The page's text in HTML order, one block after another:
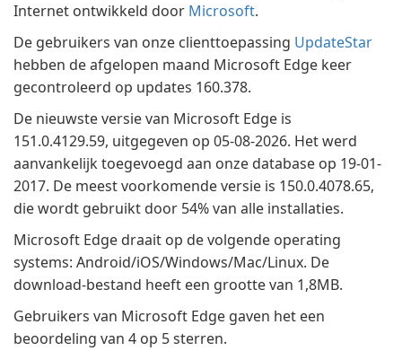
Internet ontwikkeld door Microsoft.
De gebruikers van onze clienttoepassing UpdateStar
hebben de afgelopen maand Microsoft Edge keer
gecontroleerd op updates 160.378.
De nieuwste versie van Microsoft Edge is
151.0.4129.59, uitgegeven op 05-08-2026. Het werd
aanvankelijk toegevoegd aan onze database op 19-01-
2017. De meest voorkomende versie is 150.0.4078.65,
die wordt gebruikt door 54% van alle installaties.
Microsoft Edge draait op de volgende operating
systems: Android/iOS/Windows/Mac/Linux. De
download-bestand heeft een grootte van 1,8MB.
Gebruikers van Microsoft Edge gaven het een
beoordeling van 4 op 5 sterren.